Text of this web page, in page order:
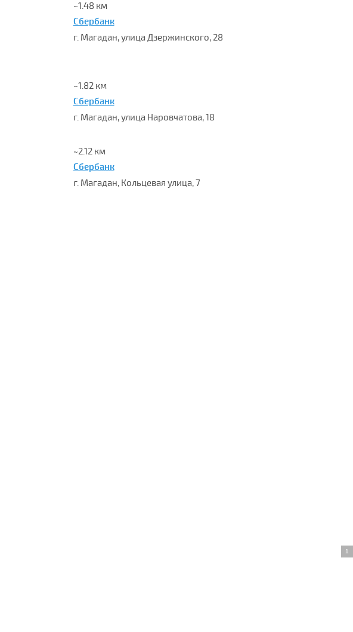
~1.48 км
Сбербанк
г. Магадан, улица Дзержинского, 28
~1.82 км
Сбербанк
г. Магадан, улица Наровчатова, 18
~2.12 км
Сбербанк
г. Магадан, Кольцевая улица, 7